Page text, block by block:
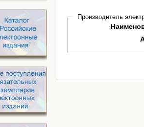
Производитель